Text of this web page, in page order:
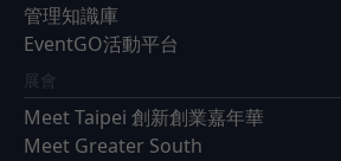
管理知識庫
EventGO活動平台
展會
Meet Taipei 創新創業嘉年華
Meet Greater South